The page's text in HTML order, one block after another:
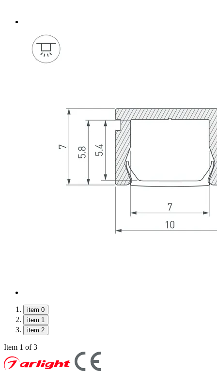
item 0
item 1
item 2
Item 1 of 3